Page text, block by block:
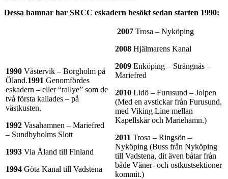
Dessa hamnar har SRCC eskadern besökt sedan starten 1990:
1990 Västervik – Borgholm på
Öland.1991 Genomfördes
eskadern – eller “rallye” som de
två första kallades – på
västkusten.
1992 Vasahamnen – Mariefred
– Sundbyholms Slott
1993 Via Åland till Finland
1994 Göta Kanal till Vadstena
2007 Trosa – Nyköping
2008 Hjälmarens Kanal
2009 Enköping – Strängnäs –
Mariefred
2010 Lidö – Furusund – Jolpen
(Med en avstickar från Furusund,
med Viking Line mellan
Kapellskär och Mariehamn.)
2011 Trosa – Ringsön –
Nyköping (Buss från Nyköping
till Vadstena, dit även båtar från
både Väner- och ostkustsektioner
kommit.)